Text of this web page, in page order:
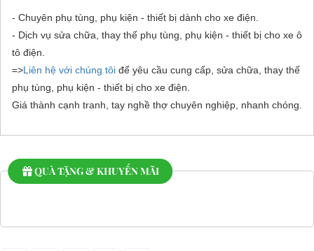
- Chuyên phụ tùng, phụ kiện - thiết bị dành cho xe điện.
- Dịch vụ sửa chữa, thay thế phụ tùng, phụ kiện - thiết bị cho xe ô
tô điện.
=>Liên hệ với chúng tôi để yêu cầu cung cấp, sửa chữa, thay thế
phụ tùng, phụ kiện - thiết bị cho xe điện.
Giá thành cạnh tranh, tay nghề thợ chuyên nghiệp, nhanh chóng.
QUÀ TẶNG & KHUYẾN MÃI